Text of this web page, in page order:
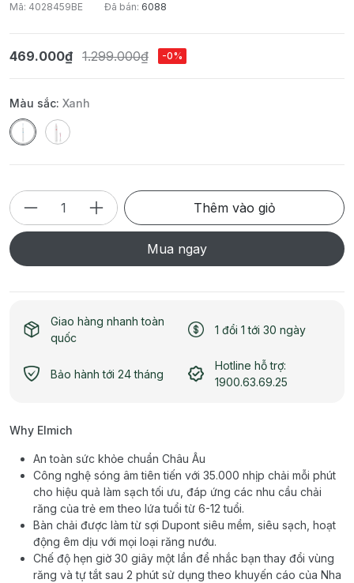
Mã: 4028459BE Đã bán: 6088
469.000₫ 1.299.000₫ -0%
Màu sắc: Xanh
Thêm vào giỏ
Mua ngay
Giao hàng nhanh toàn
quốc
1 đổi 1 tới 30 ngày
Bảo hành tới 24 tháng
Hotline hỗ trợ:
1900.63.69.25
Why Elmich
An toàn sức khỏe chuẩn Châu Âu
Công nghệ sóng âm tiên tiến với 35.000 nhịp chải mỗi phút
cho hiệu quả làm sạch tối ưu, đáp ứng các nhu cầu chải
răng của trẻ em theo lứa tuổi từ 6-12 tuổi.
Bàn chải được làm từ sợi Dupont siêu mềm, siêu sạch, hoạt
động êm dịu với mọi loại răng nướu.
Chế độ hẹn giờ 30 giây một lần để nhắc bạn thay đổi vùng
răng và tự tắt sau 2 phút sử dụng theo khuyến cáo của Nha